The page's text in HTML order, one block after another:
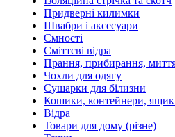
Придверні килимки
Швабри і аксесуари
Ємності
Сміттєві відра
Прання, прибирання,
Чохли для одягу
Сушарки для білизни
Кошики, контейнери,
Відра
Товари для дому (різне)